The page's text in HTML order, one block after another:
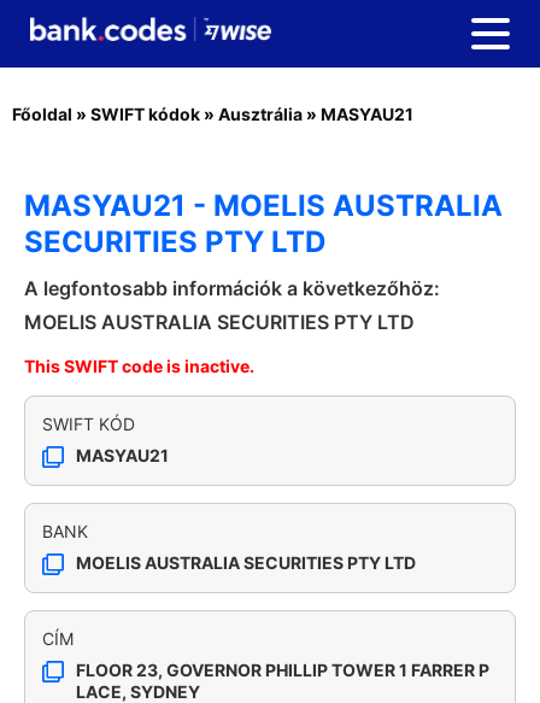
Főoldal » SWIFT kódok » Ausztrália » MASYAU21
MASYAU21 - MOELIS AUSTRALIA
SECURITIES PTY LTD
A legfontosabb információk a következőhöz:
MOELIS AUSTRALIA SECURITIES PTY LTD
This SWIFT code is inactive.
SWIFT KÓD
MASYAU21
BANK
MOELIS AUSTRALIA SECURITIES PTY LTD
CÍM
FLOOR 23, GOVERNOR PHILLIP TOWER 1 FARRER P
LACE, SYDNEY